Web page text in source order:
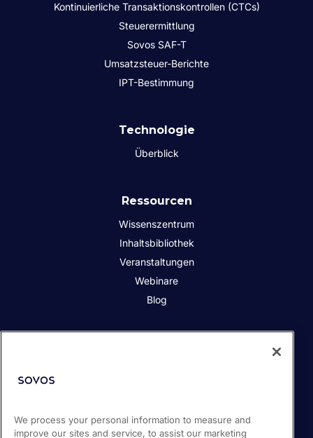
Kontinuierliche Transaktionskontrollen (CTCs)
Steuerermittlung
Sovos SAF-T
Umsatzsteuer-Berichte
IPT-Bestimmung
Technologie
Überblick
Ressourcen
Wissenszentrum
Inhaltsbibliothek
Veranstaltungen
Webinare
Blog
Presseraum
We process your personal information to measure and
improve our sites and service, to assist our marketing